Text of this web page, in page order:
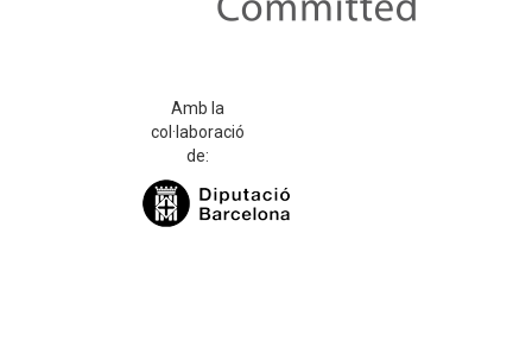
Amb la
col·laboració
de: